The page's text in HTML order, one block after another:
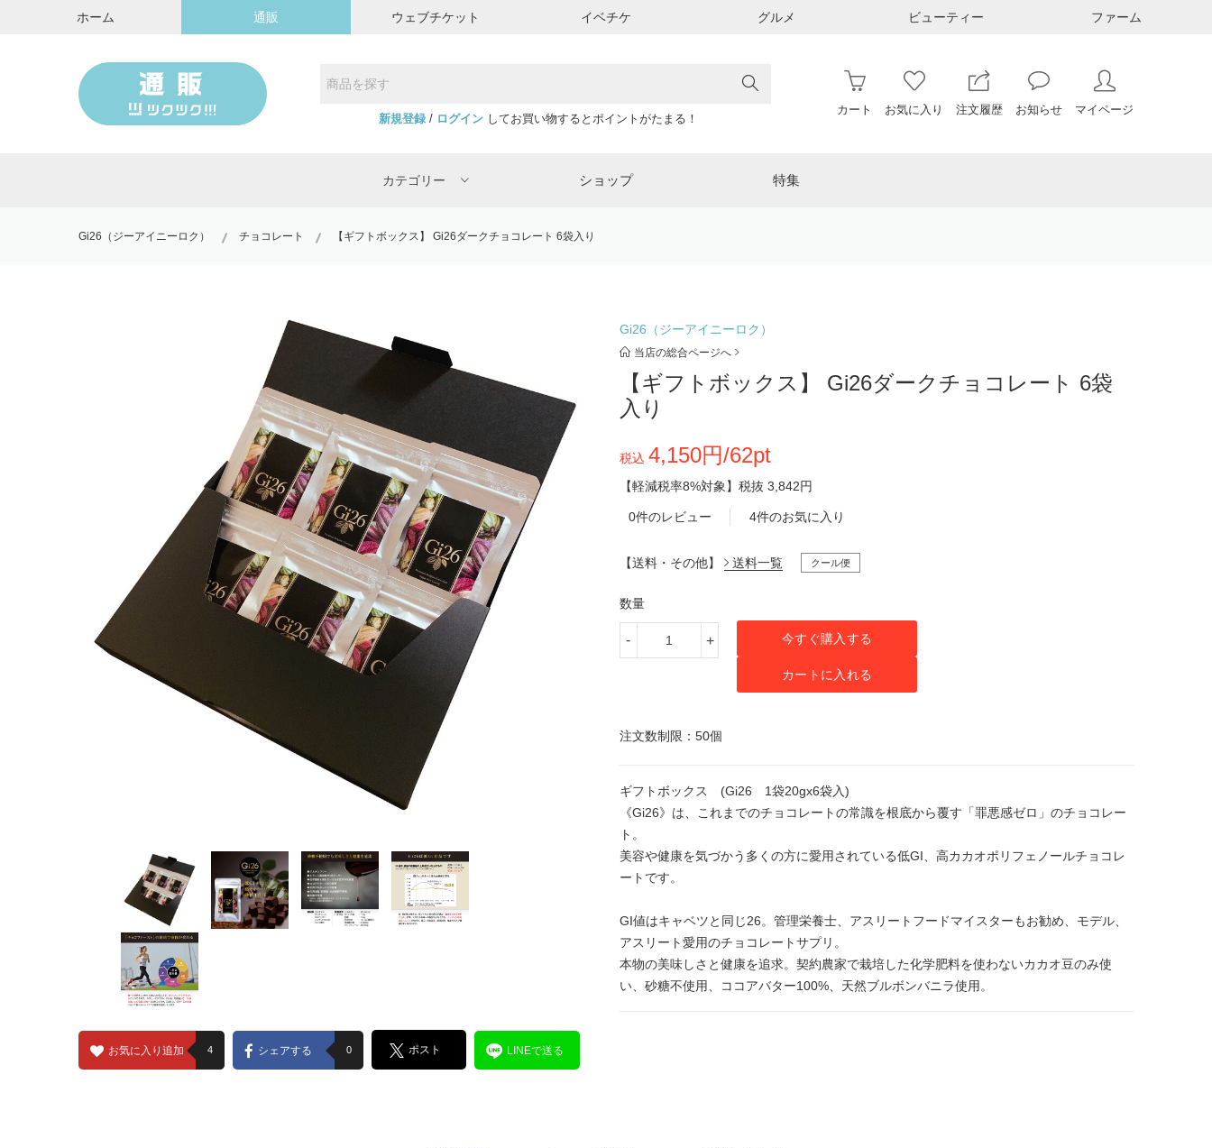
ホーム 通販 ウェブチケット イベチケ グルメ ビューティー ファーム
新規登録/ ログインしてお買い物するとポイントがたまる！
カート お気に入り 注文履歴 お知らせ マイページ
カテゴリー ショップ 特集
Gi26（ジーアイニーロク） チョコレート 【ギフトボックス】 Gi26ダークチョコレート 6袋入り
お気に入り追加 4 シェアする 0 ポスト LINEで送る
Gi26（ジーアイニーロク）
当店の総合ページへ
【ギフトボックス】 Gi26ダークチョコレート 6袋
入り
税込 4,150円/62pt
【軽減税率8%対象】 税抜 3,842円
0件のレビュー 4件のお気に入り
【送料・その他】 送料一覧 クール便
数量
- + 今すぐ購入する
カートに入れる
注文数制限：50個
ギフトボックス (Gi26 1袋20gx6袋入)
《Gi26》は、これまでのチョコレートの常識を根底から覆す「罪悪感ゼロ」のチョコレー
ト。
美容や健康を気づかう多くの方に愛用されている低GI、高カカオポリフェノールチョコレ
ートです。
GI値はキャベツと同じ26。管理栄養士、アスリートフードマイスターもお勧め、モデル、
アスリート愛用のチョコレートサプリ。
本物の美味しさと健康を追求。契約農家で栽培した化学肥料を使わないカカオ豆のみ使
い、砂糖不使用、ココアバター100%、天然ブルボンバニラ使用。